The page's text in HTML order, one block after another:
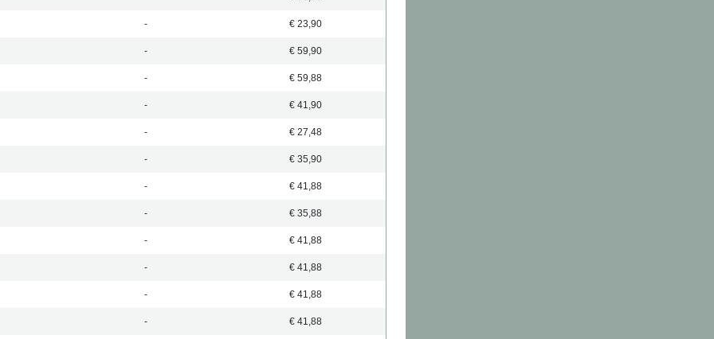
- € 23,90
- € 59,90
- € 59,88
- € 41,90
- € 27,48
- € 35,90
- € 41,88
- € 35,88
- € 41,88
- € 41,88
- € 41,88
- € 41,88